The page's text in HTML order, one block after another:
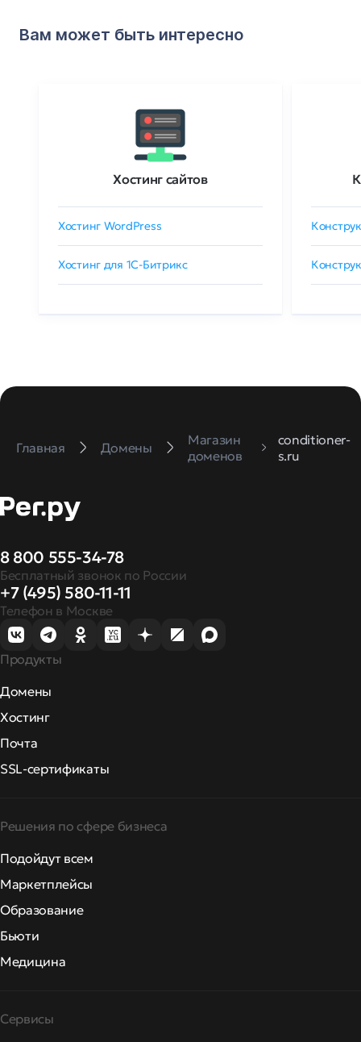
Вам может быть интересно
Хостинг сайтов
Хостинг WordPress
Хостинг для 1C-Битрикс
Главная Домены
Магазин
доменов
conditioner-
s.ru
8 800 555-34-78
Бесплатный звонок по России
+7 (495) 580-11-11
Телефон в Москве
Продукты
Домены
Хостинг
Почта
SSL-сертификаты
Решения по сфере бизнеса
Подойдут всем
Маркетплейсы
Образование
Бьюти
Медицина
Сервисы